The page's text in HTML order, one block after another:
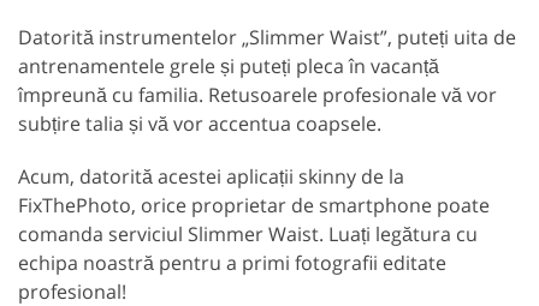
Datorită instrumentelor „Slimmer Waist”, puteți uita de
antrenamentele grele și puteți pleca în vacanță
împreună cu familia. Retusoarele profesionale vă vor
subțire talia și vă vor accentua coapsele.
Acum, datorită acestei aplicații skinny de la
FixThePhoto, orice proprietar de smartphone poate
comanda serviciul Slimmer Waist. Luați legătura cu
echipa noastră pentru a primi fotografii editate
profesional!